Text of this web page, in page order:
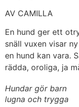
AV CAMILLA
En hund ger ett
snäll vuxen visar
en hund kan vara.
rädda, oroliga, ja
Hundar gör barn
lugna och trygga